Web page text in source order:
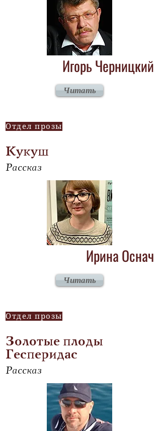
Игорь Черницкий
Читать
Отдел прозы
Кукуш
Рассказ
Ирина Оснач
Читать
Отдел прозы
Золотые плоды
Гесперидас
Рассказ